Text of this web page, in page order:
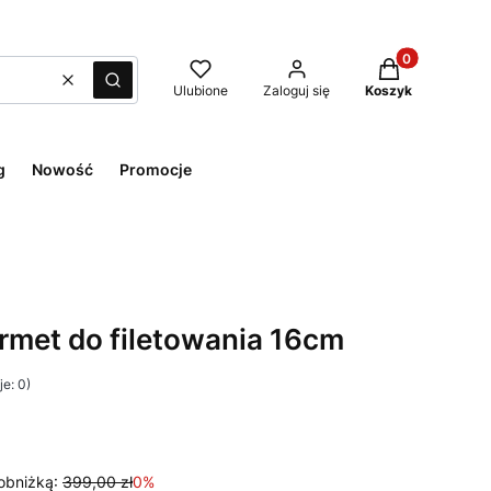
WyczyśćSzukaj Ulubione Zaloguj się
Produkty w
Koszyk
Nowość Promocje
do filetowania 16cm
0)
399,00 zł0%